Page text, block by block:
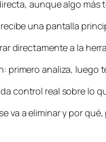
aunque algo
una pantalla
directamente a la
primero analiza,
control real sobre lo
va a eliminar y por